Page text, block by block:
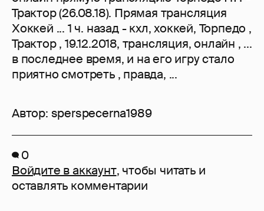
Трактор (26.08.18). Прямая трансляция
Хоккей ... 1 ч. назад - кхл, хоккей, Торпедо ,
Трактор , 19.12.2018, трансляция, онлайн , ...
в последнее время, и на его игру стало
приятно смотреть , правда, ...
Автор: sperspecerna1989
0
Войдите в аккаунт, чтобы читать и
оставлять комментарии